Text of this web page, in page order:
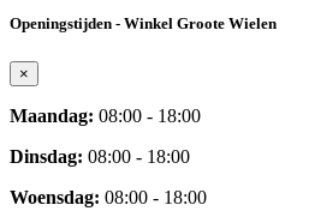
Openingstijden - Winkel Groote Wielen
×
Maandag: 08:00 - 18:00
Dinsdag: 08:00 - 18:00
Woensdag: 08:00 - 18:00